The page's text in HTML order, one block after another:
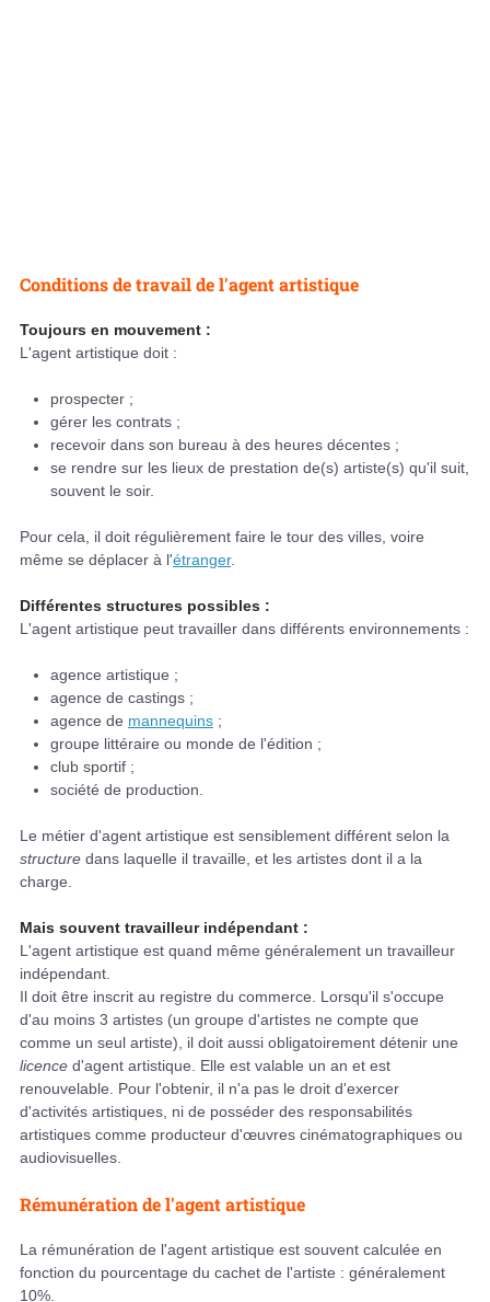
Conditions de travail de l'agent artistique
Toujours en mouvement :
L'agent artistique doit :
prospecter ;
gérer les contrats ;
recevoir dans son bureau à des heures décentes ;
se rendre sur les lieux de prestation de(s) artiste(s) qu'il suit,
souvent le soir.
Pour cela, il doit régulièrement faire le tour des villes, voire
même se déplacer à l'étranger.
Différentes structures possibles :
L'agent artistique peut travailler dans différents environnements :
agence artistique ;
agence de castings ;
agence de mannequins ;
groupe littéraire ou monde de l'édition ;
club sportif ;
société de production.
Le métier d'agent artistique est sensiblement différent selon la
structure dans laquelle il travaille, et les artistes dont il a la
charge.
Mais souvent travailleur indépendant :
L'agent artistique est quand même généralement un travailleur
indépendant.
Il doit être inscrit au registre du commerce. Lorsqu'il s'occupe
d'au moins 3 artistes (un groupe d'artistes ne compte que
comme un seul artiste), il doit aussi obligatoirement détenir une
licence d'agent artistique. Elle est valable un an et est
renouvelable. Pour l'obtenir, il n'a pas le droit d'exercer
d'activités artistiques, ni de posséder des responsabilités
artistiques comme producteur d'œuvres cinématographiques ou
audiovisuelles.
Rémunération de l'agent artistique
La rémunération de l'agent artistique est souvent calculée en
fonction du pourcentage du cachet de l'artiste : généralement
10%.